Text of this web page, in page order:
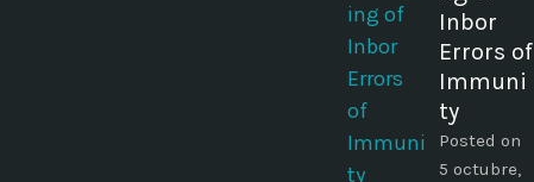
Inbor
Errors of
Immuni
ty
Posted on
5 octubre,